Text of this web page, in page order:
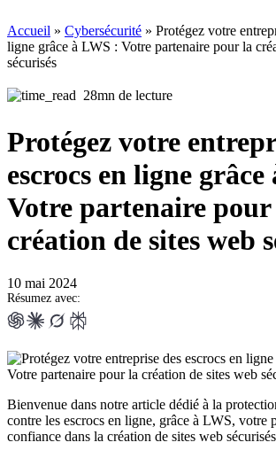
Accueil » Cybersécurité » Protégez votre
ligne grâce à LWS : Votre partenaire pour la
sécurisés
28mn de lecture
Protégez votre
escrocs en ligne grâce
Votre partenaire pour
création de sites web
10 mai 2024
Résumez avec:
Bienvenue dans notre article dédié à la
contre les escrocs en ligne, grâce à LWS, votre
confiance dans la création de sites web